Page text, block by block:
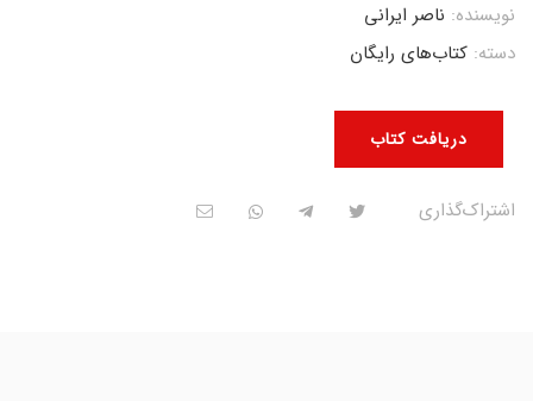
دریافت کتاب
نویسنده: ناصر ایرانی
دسته: کتاب‌های رایگان
اشتراک‌گذاری